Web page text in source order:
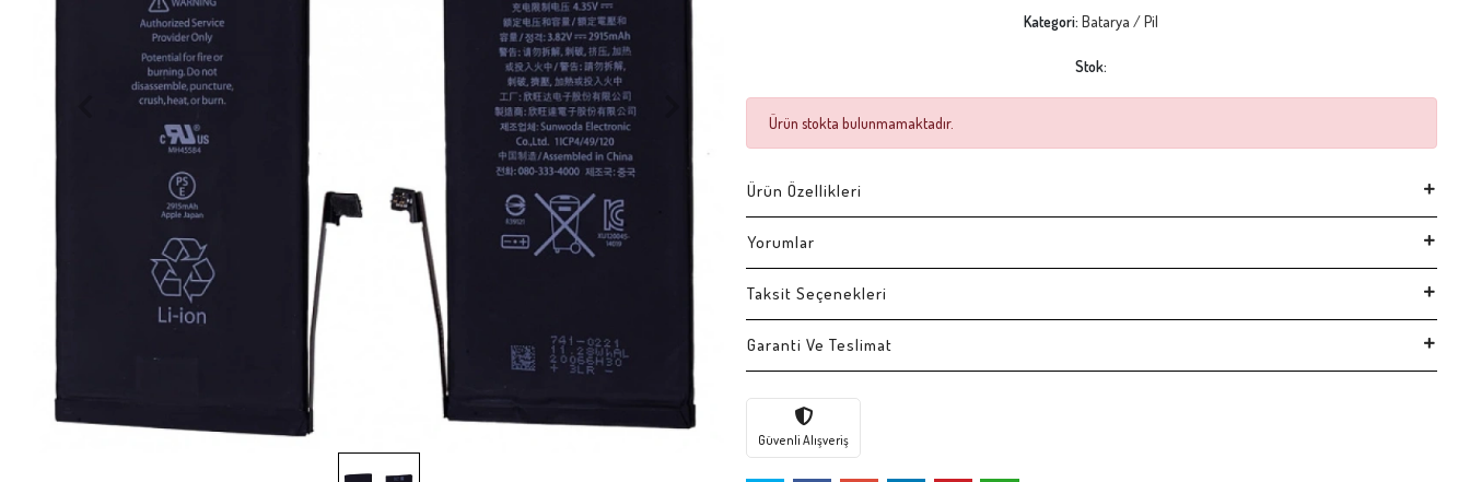
Kategori:Batarya / Pil
Stok:
Ürün stokta bulunmamaktadır.
Ürün Özellikleri
Yorumlar
Taksit Seçenekleri
Garanti Ve Teslimat
Güvenli Alışveriş